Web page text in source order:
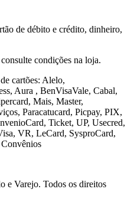
de débito e crédito, dinheiro,
condições na loja.
cartões: Alelo,
Aura , BenVisaVale, Cabal,
Mais, Master,
Paracatucard, Picpay, PIX,
Ticket, UP, Usecred,
VR, LeCard, SysproCard,
e Varejo. Todos os direitos